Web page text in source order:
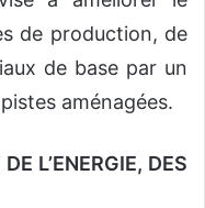
de production, de
de base par un
aménagées.
L’ENERGIE, DES